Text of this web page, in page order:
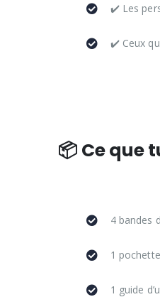
✔️ Les
✔️ Ceux
📦 Ce que
4 bandes
1
1 guide